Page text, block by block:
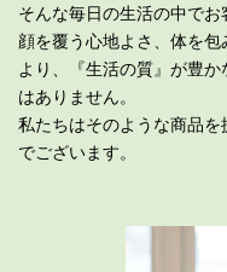
そんな毎⽇の⽣活の中でお
顔を覆う⼼地よさ、体を
より、『⽣活の質』が豊
はありません。
私たちはそのような商品
でございます。